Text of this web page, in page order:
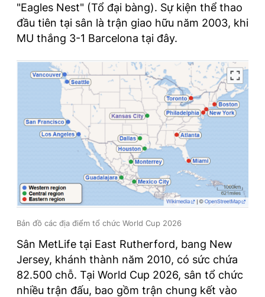
"Eagles Nest" (Tổ đại bàng). Sự kiện thể thao
đầu tiên tại sân là trận giao hữu năm 2003, khi
MU thắng 3-1 Barcelona tại đây.
Bản đồ các địa điểm tổ chức World Cup 2026
Sân MetLife tại East Rutherford, bang New
Jersey, khánh thành năm 2010, có sức chứa
82.500 chỗ. Tại World Cup 2026, sân tổ chức
nhiều trận đấu, bao gồm trận chung kết vào